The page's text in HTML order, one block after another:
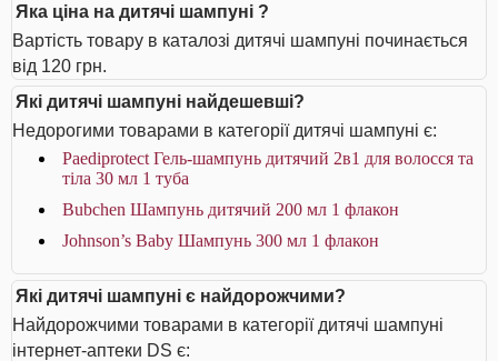
Яка ціна на дитячі шампуні ?
Вартість товару в каталозі дитячі шампуні починається
від 120 грн.
Які дитячі шампуні найдешевші?
Недорогими товарами в категорії дитячі шампуні є:
Paediprotect Гель-шампунь дитячий 2в1 для волосся та
тіла 30 мл 1 туба
Bubchen Шампунь дитячий 200 мл 1 флакон
Johnson’s Baby Шампунь 300 мл 1 флакон
Які дитячі шампуні є найдорожчими?
Найдорожчими товарами в категорії дитячі шампуні
інтернет-аптеки DS є: